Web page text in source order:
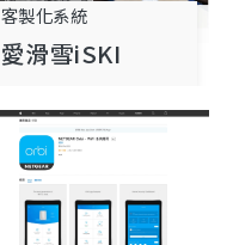
客製化系統
愛滑雪iSKI